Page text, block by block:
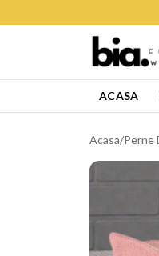
ACASA
Acasa/Perne